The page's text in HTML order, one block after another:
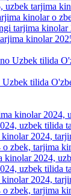
uzbek tarjima
kinolar o
tarjima
kinolar
tilida
kinolar 2024,
uzbek tilida
2024,
zbek, tarjima